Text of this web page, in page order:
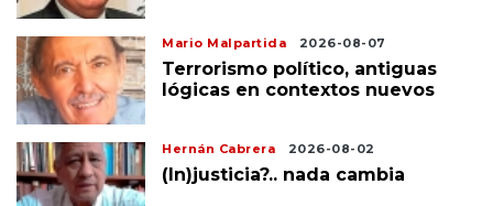
Mario Malpartida 2026-08-07
Terrorismo político, antiguas
lógicas en contextos nuevos
Hernán Cabrera 2026-08-02
(In)justicia?.. nada cambia